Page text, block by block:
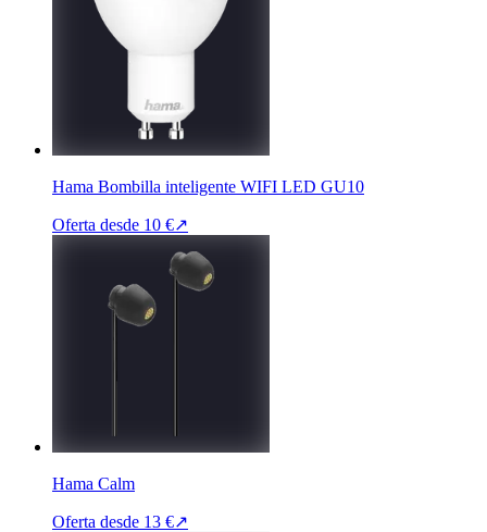
Hama Bombilla inteligente WIFI LED GU10
Oferta desde 10 €↗
Hama Calm
Oferta desde 13 €↗